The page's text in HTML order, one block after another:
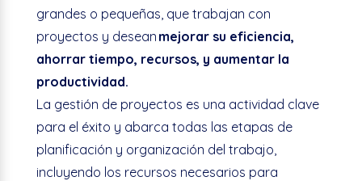
grandes o pequeñas, que trabajan con
proyectos y desean mejorar su eficiencia,
ahorrar tiempo, recursos, y aumentar la
productividad.
La gestión de proyectos es una actividad clave
para el éxito y abarca todas las etapas de
planificación y organización del trabajo,
incluyendo los recursos necesarios para